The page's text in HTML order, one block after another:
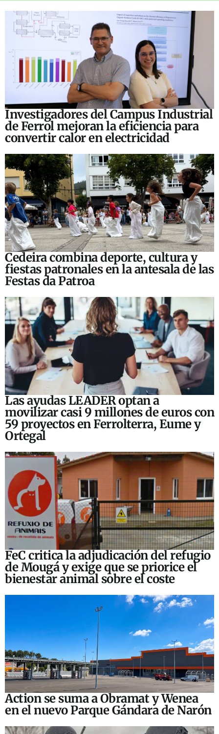
Investigadores del Campus Industrial
de Ferrol mejoran la eficiencia para
convertir calor en electricidad
Cedeira combina deporte, cultura y
fiestas patronales en la antesala de las
Festas da Patroa
Las ayudas LEADER optan a
movilizar casi 9 millones de euros con
59 proyectos en Ferrolterra, Eume y
Ortegal
FeC critica la adjudicación del refugio
de Mougá y exige que se priorice el
bienestar animal sobre el coste
Action se suma a Obramat y Wenea
en el nuevo Parque Gándara de Narón